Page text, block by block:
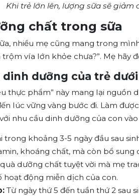
Khi trẻ lớn lên, lượng sữa sẽ giảm
chất trong sữa
nhiều mẹ cũng mang trong
vía lớn khỏe chưa?”. Mẹ hãy
dinh dưỡng của trẻ dưới
thực phẩm” này mang lại nguồn
lúc vững vàng bước đi. Làm
nhu cầu dinh dưỡng của con
trong khoảng 3-5 ngày đầu sau
khoáng chất, mà còn bổ sung
dưỡng chất tuyệt vời mà mẹ
động miễn dịch của con.
Từ ngày thứ 5 đến tuần thứ 2 sau